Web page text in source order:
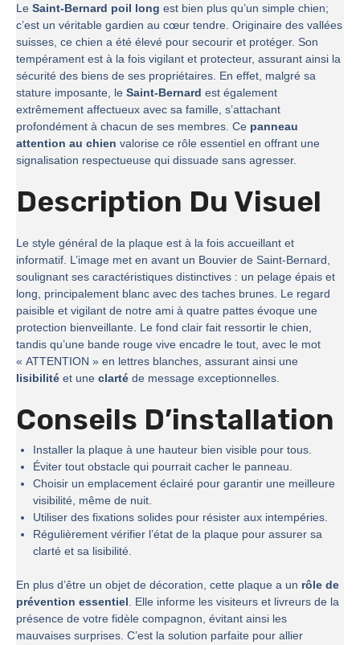
Le Saint-Bernard poil long est bien plus qu’un simple chien;
c’est un véritable gardien au cœur tendre. Originaire des vallées
suisses, ce chien a été élevé pour secourir et protéger. Son
tempérament est à la fois vigilant et protecteur, assurant ainsi la
sécurité des biens de ses propriétaires. En effet, malgré sa
stature imposante, le Saint-Bernard est également
extrêmement affectueux avec sa famille, s’attachant
profondément à chacun de ses membres. Ce panneau
attention au chien valorise ce rôle essentiel en offrant une
signalisation respectueuse qui dissuade sans agresser.
Description Du Visuel
Le style général de la plaque est à la fois accueillant et
informatif. L’image met en avant un Bouvier de Saint-Bernard,
soulignant ses caractéristiques distinctives : un pelage épais et
long, principalement blanc avec des taches brunes. Le regard
paisible et vigilant de notre ami à quatre pattes évoque une
protection bienveillante. Le fond clair fait ressortir le chien,
tandis qu’une bande rouge vive encadre le tout, avec le mot
« ATTENTION » en lettres blanches, assurant ainsi une
lisibilité et une clarté de message exceptionnelles.
Conseils D’installation
Installer la plaque à une hauteur bien visible pour tous.
Éviter tout obstacle qui pourrait cacher le panneau.
Choisir un emplacement éclairé pour garantir une meilleure
visibilité, même de nuit.
Utiliser des fixations solides pour résister aux intempéries.
Régulièrement vérifier l’état de la plaque pour assurer sa
clarté et sa lisibilité.
En plus d’être un objet de décoration, cette plaque a un rôle de
prévention essentiel. Elle informe les visiteurs et livreurs de la
présence de votre fidèle compagnon, évitant ainsi les
mauvaises surprises. C’est la solution parfaite pour allier